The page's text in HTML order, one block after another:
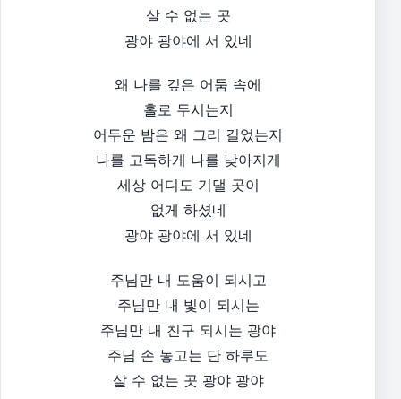
살 수 없는 곳
광야 광야에 서 있네
왜 나를 깊은 어둠 속에
홀로 두시는지
어두운 밤은 왜 그리 길었는지
나를 고독하게 나를 낮아지게
세상 어디도 기댈 곳이
없게 하셨네
광야 광야에 서 있네
주님만 내 도움이 되시고
주님만 내 빛이 되시는
주님만 내 친구 되시는 광야
주님 손 놓고는 단 하루도
살 수 없는 곳 광야 광야